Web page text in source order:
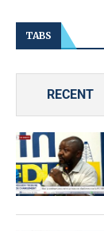
TABS
RECENT